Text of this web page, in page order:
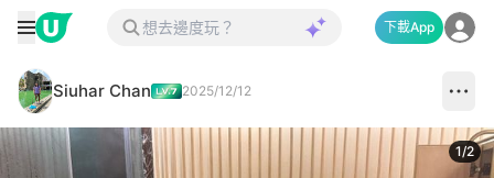
下載App
Siuhar Chan 2025/12/12
1/2